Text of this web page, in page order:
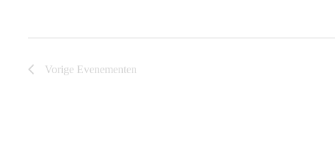
Vorige Evenementen